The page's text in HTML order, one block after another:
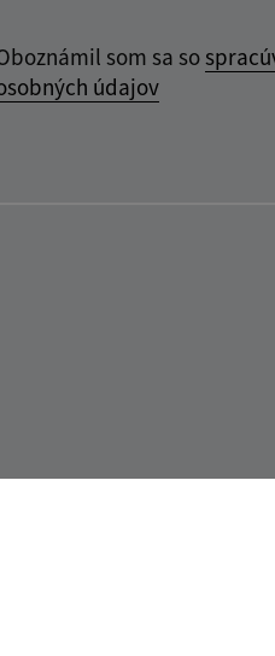
som sa so
údajov